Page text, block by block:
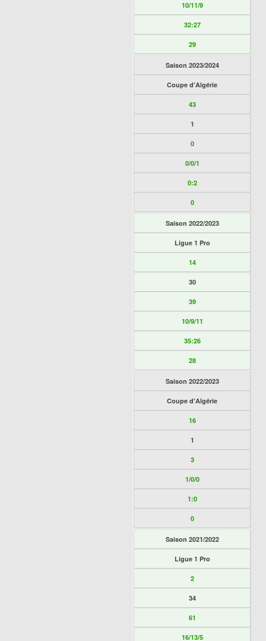
10/11/9
32:27
29
Saison 2023/2024
Coupe d'Algérie
43
1
0
0/0/1
0:2
0
Saison 2022/2023
Ligue 1 Pro
14
30
39
10/9/11
35:26
28
Saison 2022/2023
Coupe d'Algérie
16
1
3
1/0/0
1:0
0
Saison 2021/2022
Ligue 1 Pro
2
34
61
16/13/5